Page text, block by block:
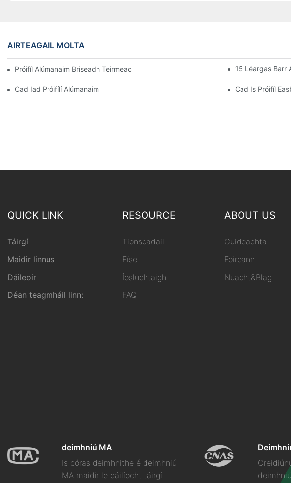
AIRTEAGAIL MOLTA
Próifíl Alúmanaim Briseadh Teirmeach A Thionól Go Tapa Sa Seomra Gréine15 Léargas Barr
Cad Iad Próifílí Alúmanaim Cad Is Próifíl
QUICK LINK
Táirgí
Maidir linnus
Dáileoir
Déan teagmháil linn:
RESOURCE
Tionscadail
Físe
Íosluchtaigh
FAQ
ABOUT US
Cuideachta
Foireann
Nuacht&Blag
deimhniú MA
Is córas deimhnithe é deimhniú
MA maidir le cáilíocht táirgí